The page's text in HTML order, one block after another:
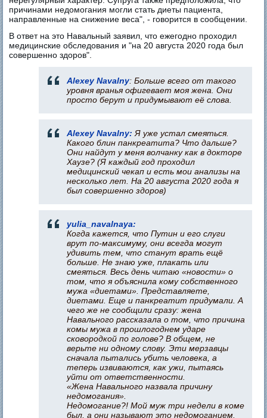
причинами недомогания могли стать диеты пациента,
направленные на снижение веса", - говорится в сообщении.
В ответ на это Навальный заявил, что ежегодно проходил
медицинские обследования и "на 20 августа 2020 года был
совершенно здоров".
Alexey Navalny: Больше всего от такого
уровня вранья офигевает моя жена. Они
просто берут и придумывают её слова.
Alexey Navalny: Я уже устал смеяться.
Какого блин панкреатита? Что дальше?
Они найдут у меня волчанку как в докторе
Хаузе? (Я каждый год проходил
медицинский чекап и есть мои анализы на
несколько лет. На 20 августа 2020 года я
был совершенно здоров)
yulia_navalnaya:
Когда кажется, что Путин и его слуги
врут по-максимуму, они всегда могут
удивить тем, что станут врать ещё
больше. Не знаю уже, плакать или
смеяться. Весь день читаю «новости» о
том, что я объяснила кому собственного
мужа «диетами». Представляете,
диетами. Еще и панкреатит придумали. А
чего же не сообщили сразу: жена
Навального рассказала о том, что причина
комы мужа в прошлогоднем ударе
сковородкой по голове? В общем, не
верьте ни одному слову. Эти мерзавцы
сначала пытались убить человека, а
теперь извиваются, как ужи, пытаясь
уйти от ответственности.
«Жена Навального назвала причину
недомогания».
Недомогание?! Мой муж три недели в коме
был, а они называют это недомоганием.